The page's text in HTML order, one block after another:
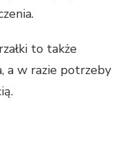
to także
a w razie potrzeby